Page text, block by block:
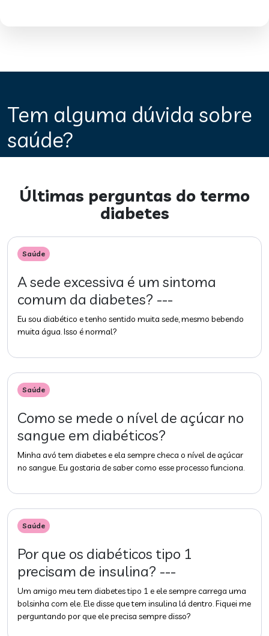
Tem alguma dúvida sobre
saúde?
Últimas perguntas do termo
diabetes
Saúde
A sede excessiva é um sintoma
comum da diabetes? ---
Eu sou diabético e tenho sentido muita sede, mesmo bebendo
muita água. Isso é normal?
Saúde
Como se mede o nível de açúcar no
sangue em diabéticos?
Minha avó tem diabetes e ela sempre checa o nível de açúcar
no sangue. Eu gostaria de saber como esse processo funciona.
Saúde
Por que os diabéticos tipo 1
precisam de insulina? ---
Um amigo meu tem diabetes tipo 1 e ele sempre carrega uma
bolsinha com ele. Ele disse que tem insulina lá dentro. Fiquei me
perguntando por que ele precisa sempre disso?